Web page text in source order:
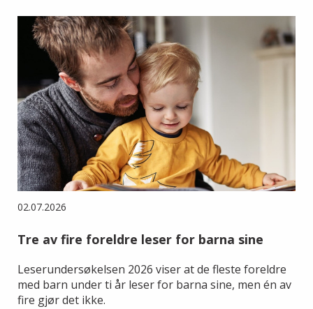
02.07.2026
Tre av fire foreldre leser for barna sine
Leserundersøkelsen 2026 viser at de fleste foreldre
med barn under ti år leser for barna sine, men én av
fire gjør det ikke.